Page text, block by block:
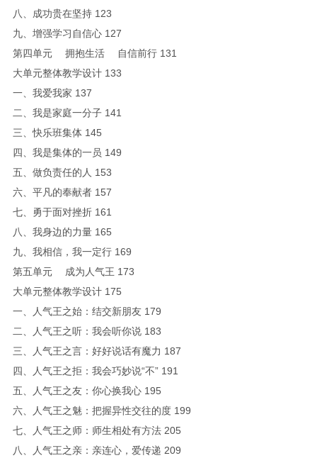
八、成功贵在坚持 123
九、增强学习自信心 127
第四单元 拥抱生活 自信前行 131
大单元整体教学设计 133
一、我爱我家 137
二、我是家庭一分子 141
三、快乐班集体 145
四、我是集体的一员 149
五、做负责任的人 153
六、平凡的奉献者 157
七、勇于面对挫折 161
八、我身边的力量 165
九、我相信，我一定行 169
第五单元 成为人气王 173
大单元整体教学设计 175
一、人气王之始：结交新朋友 179
二、人气王之听：我会听你说 183
三、人气王之言：好好说话有魔力 187
四、人气王之拒：我会巧妙说“不” 191
五、人气王之友：你心换我心 195
六、人气王之魅：把握异性交往的度 199
七、人气王之师：师生相处有方法 205
八、人气王之亲：亲连心，爱传递 209